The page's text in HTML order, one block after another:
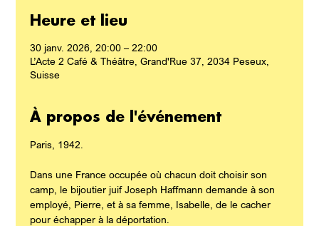
Heure et lieu
30 janv. 2026, 20:00 – 22:00
L’Acte 2 Café & Théâtre, Grand'Rue 37, 2034 Peseux,
Suisse
À propos de l'événement
Paris, 1942.
Dans une France occupée où chacun doit choisir son
camp, le bijoutier juif Joseph Haffmann demande à son
employé, Pierre, et à sa femme, Isabelle, de le cacher
pour échapper à la déportation.